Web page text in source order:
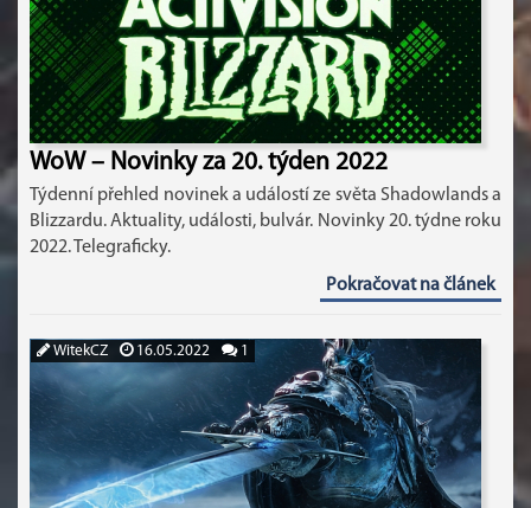
WoW – Novinky za 20. týden 2022
Týdenní přehled novinek a událostí ze světa Shadowlands a
Blizzardu. Aktuality, události, bulvár. Novinky 20. týdne roku
2022. Telegraficky.
Pokračovat na článek
WitekCZ 16.05.2022 1